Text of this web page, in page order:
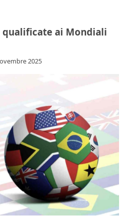
qualificate ai Mondiali
2025